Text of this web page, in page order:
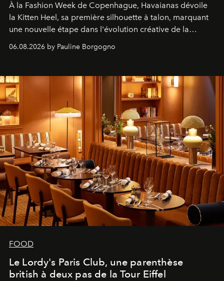
À la Fashion Week de Copenhague, Havaianas dévoile
la Kitten Heel, sa première silhouette à talon, marquant
une nouvelle étape dans l'évolution créative de la
06.08.2026 by Pauline Borgogno
FOOD
Le Lordy's Paris Club, une parenthèse
british à deux pas de la Tour Eiffel